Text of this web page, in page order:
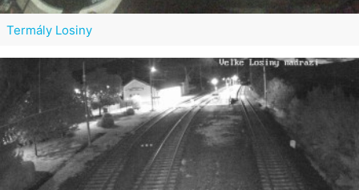
Termály Losiny